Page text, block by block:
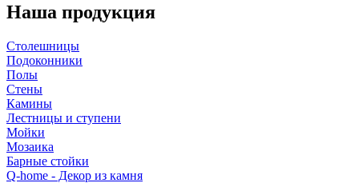
Наша продукция
Столешницы
Подоконники
Полы
Стены
Камины
Лестницы и ступени
Мойки
Мозаика
Барные стойки
Q-home - Декор из камня